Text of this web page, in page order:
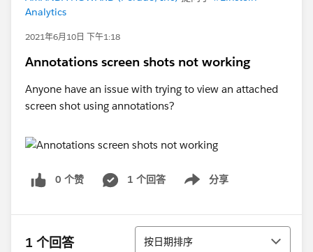
Analytics
2021年6月10日 下午1:18
Annotations screen shots not working
Anyone have an issue with trying to view an attached
screen shot using annotations?
0 个赞 1 个回答 分享
Show menu
1 个回答 排序
按日期排序